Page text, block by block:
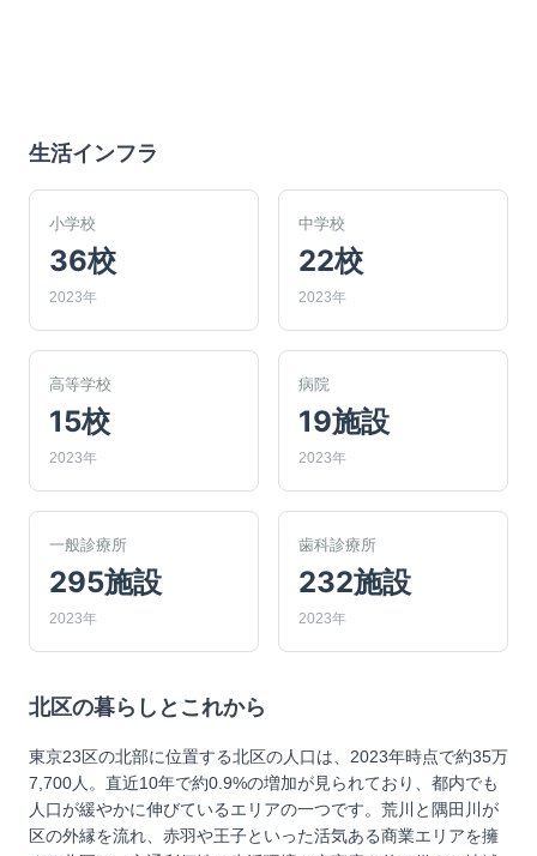
生活インフラ
小学校
36校
2023年
中学校
22校
2023年
高等学校
15校
2023年
病院
19施設
2023年
一般診療所
295施設
2023年
歯科診療所
232施設
2023年
北区の暮らしとこれから
東京23区の北部に位置する北区の人口は、2023年時点で約35万
7,700人。直近10年で約0.9%の増加が見られており、都内でも
人口が緩やかに伸びているエリアの一つです。荒川と隅田川が
区の外縁を流れ、赤羽や王子といった活気ある商業エリアを擁